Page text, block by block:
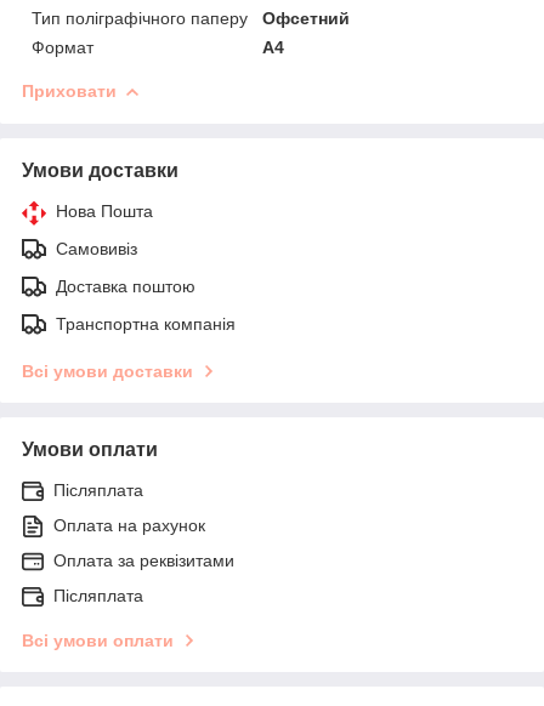
Тип поліграфічного паперу
Офсетний
Формат
A4
Приховати
Умови доставки
Нова Пошта
Самовивіз
Доставка поштою
Транспортна компанія
Всі умови доставки
Умови оплати
Післяплата
Оплата на рахунок
Оплата за реквізитами
Післяплата
Всі умови оплати